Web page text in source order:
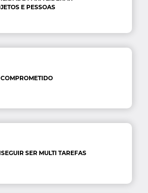
E PESSOAS
SER MULTI TAREFAS